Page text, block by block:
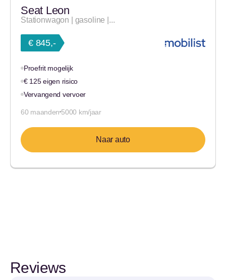
Seat Leon
Stationwagon | gasoline |...
€ 845,-
Proefrit mogelijk
€ 125 eigen risico
Vervangend vervoer
60 maanden 5000 km/jaar
Naar auto
Reviews